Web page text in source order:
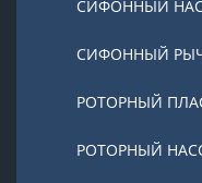
СИФОННЫЙ
СИФОННЫЙ
РОТОРНЫЙ
РОТОРНЫЙ